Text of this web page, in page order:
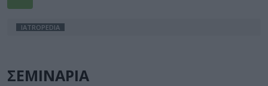
IATROPEDIA
ΣΕΜΙΝΑΡΙΑ